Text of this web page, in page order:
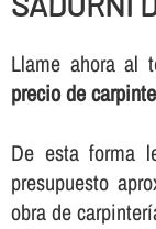
Llame ahora al
precio de
De esta forma
presupuesto
obra de